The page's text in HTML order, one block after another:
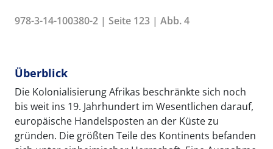
978-3-14-100380-2 | Seite 123 | Abb. 4
Überblick
Die Kolonialisierung Afrikas beschränkte sich noch
bis weit ins 19. Jahrhundert im Wesentlichen darauf,
europäische Handelsposten an der Küste zu
gründen. Die größten Teile des Kontinents befanden